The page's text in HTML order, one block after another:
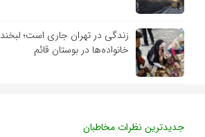
زندگی در تهران جاری است؛ لبخند
خانواده‌ها در بوستان قائم
جدیدترین نظرات مخاطبان